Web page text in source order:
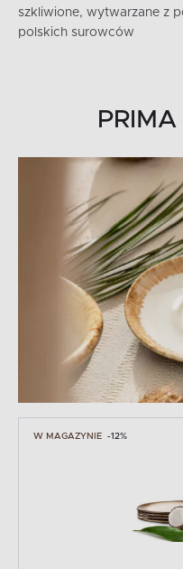
szkliwione, wytwarzane z
polskich surowców
W MAGAZYNIE -12%